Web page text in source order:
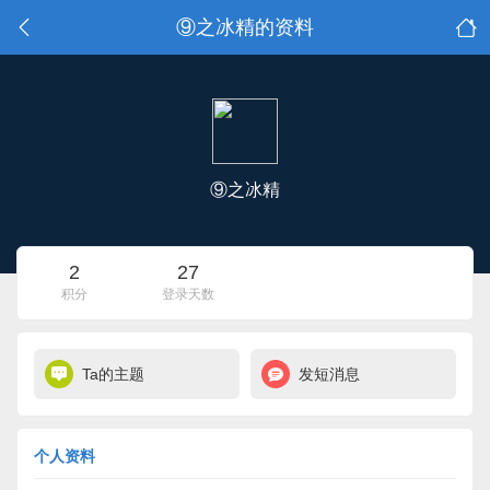
⑨之冰精的资料
⑨之冰精
2
积分
27
登录天数
Ta的主题 发短消息
个人资料